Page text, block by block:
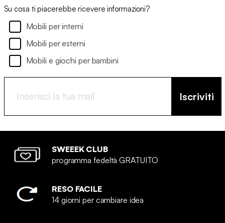
Su cosa ti piacerebbe ricevere informazioni?
Mobili per interni
Mobili per esterni
Mobili e giochi per bambini
Iscriviti
SWEEEK CLUB
programma fedeltà GRATUITO
RESO FACILE
14 giorni per cambiare idea